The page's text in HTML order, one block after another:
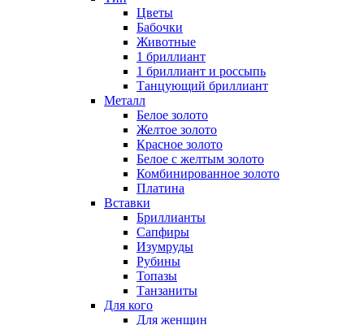
Цветы
Бабочки
Животные
1 бриллиант
1 бриллиант и россыпь
Танцующий бриллиант
Металл
Белое золото
Желтое золото
Красное золото
Белое с желтым золото
Комбинированное золото
Платина
Вставки
Бриллианты
Сапфиры
Изумруды
Рубины
Топазы
Танзаниты
Для кого
Для женщин